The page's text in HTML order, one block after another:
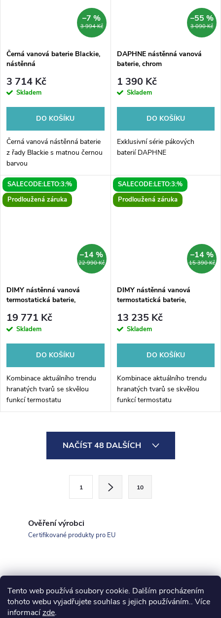
Tento web používá soubory cookie. Dalším procházením
tohoto webu vyjadřujete souhlas s jejich používáním.. Více
informacízde.
3 994 Kč
–7 %
Černá vanová baterie Blackie,
nástěnná
3 714 Kč
Skladem
DO KOŠÍKU
Černá vanová nástěnná baterie
z řady Blackie s matnou černou
barvou
3 090 Kč
–55 %
DAPHNE nástěnná vanová
baterie, chrom
1 390 Kč
Skladem
DO KOŠÍKU
Exklusivní série pákových
baterií DAPHNE
SALECODE:LETO:3:%
Prodloužená záruka
22 990 Kč
–14 %
DIMY nástěnná vanová
termostatická baterie,
19 771 Kč
Skladem
DO KOŠÍKU
Kombinace aktuálního trendu
hranatých tvarů se skvělou
funkcí termostatu
SALECODE:LETO:3:%
Prodloužená záruka
15 390 Kč
–14 %
DIMY nástěnná vanová
termostatická baterie,
13 235 Kč
Skladem
DO KOŠÍKU
Kombinace aktuálního trendu
hranatých tvarů se skvělou
funkcí termostatu
í
p
NAČÍST 48 DALŠÍCH
v
á
n
1 10
Ověření výrobci
Certifikované produkty pro EU
Z
koupelny-sanita.cz kupelne-online.sk